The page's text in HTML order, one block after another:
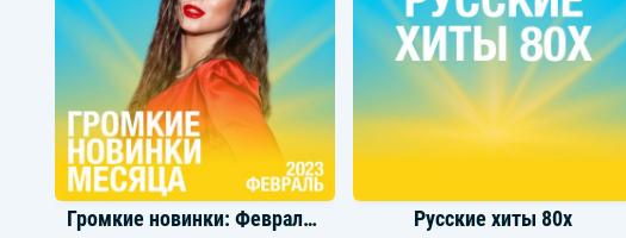
Morgenshtern Татьяна Буланова
Громкие новинки: Февраль 2023 Русские хиты 80х